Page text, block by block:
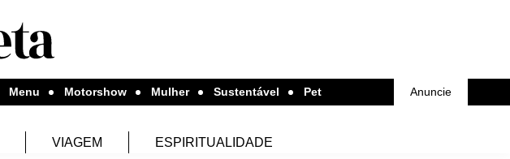
Menu Motorshow Mulher Sustentável Pet Anuncie
VIAGEM ESPIRITUALIDADE